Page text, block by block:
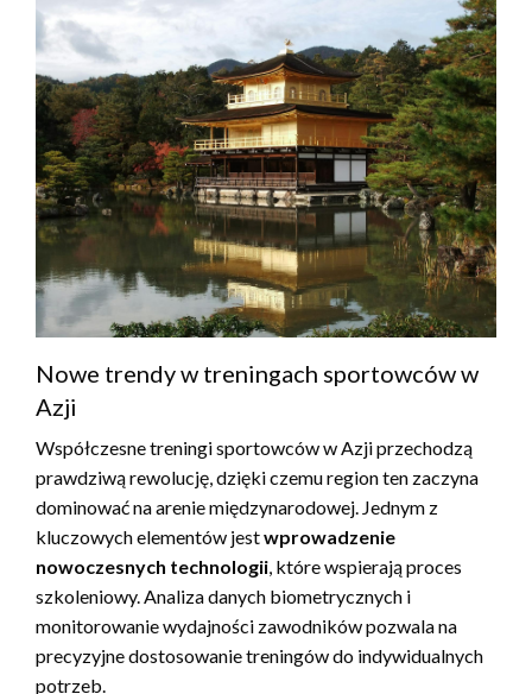
Nowe trendy w treningach sportowców w
Azji
Współczesne treningi sportowców w Azji przechodzą
prawdziwą rewolucję, dzięki czemu region ten zaczyna
dominować na arenie międzynarodowej. Jednym z
kluczowych elementów jestwprowadzenie
nowoczesnych technologii, które wspierają proces
szkoleniowy. Analiza danych biometrycznych i
monitorowanie wydajności zawodników pozwala na
precyzyjne dostosowanie treningów do indywidualnych
potrzeb.